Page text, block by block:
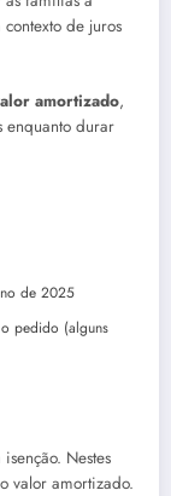
de juros
amortizado,
durar
de 2025
pedido (alguns
Nestes
valor amortizado.